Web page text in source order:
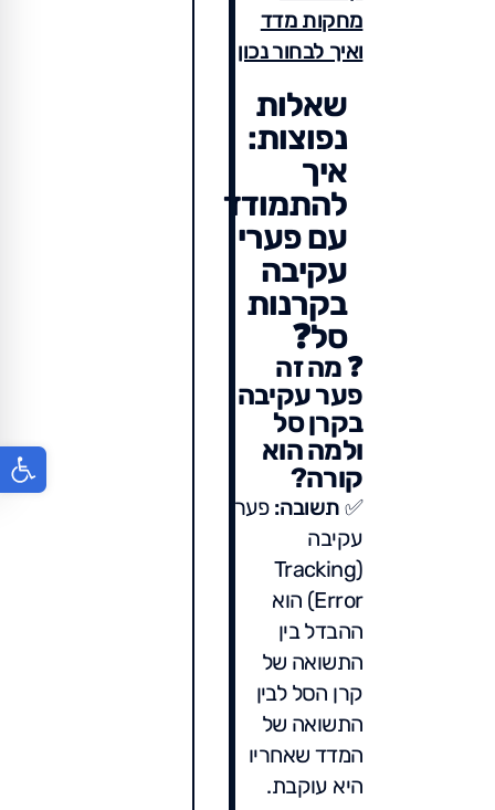
מחקות מדד
ואיך לבחור נכון
שאלות
נפוצות:
איך
להתמודד
עם פערי
עקיבה
בקרנות
סל❓
❓ מה זה
פער עקיבה
בקרן סל
ולמה הוא
קורה?
✅ תשובה: פער
עקיבה
(Tracking
Error) הוא
ההבדל בין
התשואה של
קרן הסל לבין
התשואה של
המדד שאחריו
היא עוקבת.
פתח